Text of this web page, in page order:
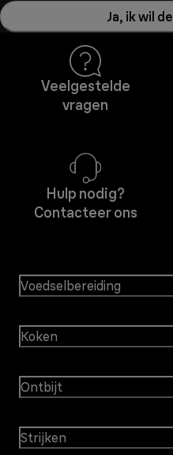
Ja, ik wil
Veelgestelde
vragen
Hulp nodig?
Contacteer ons
Voedselbereiding
Koken
Ontbijt
Strijken